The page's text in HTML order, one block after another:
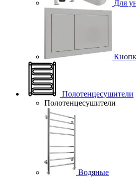
Для
Полотенцесушители
Полотенцесушители
Водяные